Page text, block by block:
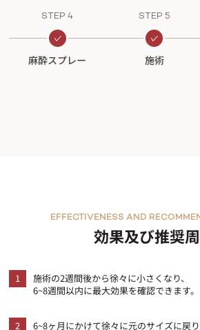
STEP 4
麻酔スプレー
STEP 5
施術
効果及び推奨
EFFECTIVENESS AND
1
施術の2週間後から徐々に小さくなり、
6~8週間以内に最大効果を確認できます。
2 6~8ヶ月にかけて徐々に元のサイズに戻